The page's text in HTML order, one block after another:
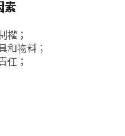
素
權；
和物料；
任；